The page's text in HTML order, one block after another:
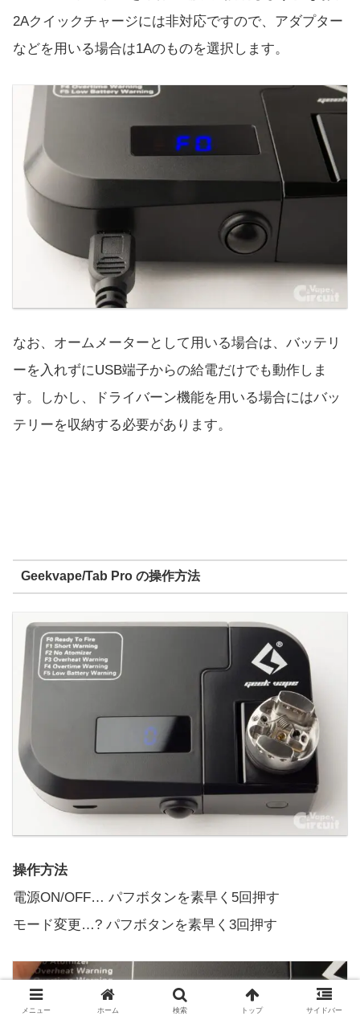
2Aクイックチャージには非対応ですので、アダプター
などを用いる場合は1Aのものを選択します。
なお、オームメーターとして用いる場合は、バッテリ
ーを入れずにUSB端子からの給電だけでも動作しま
す。しかし、ドライバーン機能を用いる場合にはバッ
テリーを収納する必要があります。
Geekvape/Tab Pro の操作方法
操作方法
電源ON/OFF… パフボタンを素早く5回押す
モード変更…? パフボタンを素早く3回押す
メニュー ホーム 検索 トップ サイドバー